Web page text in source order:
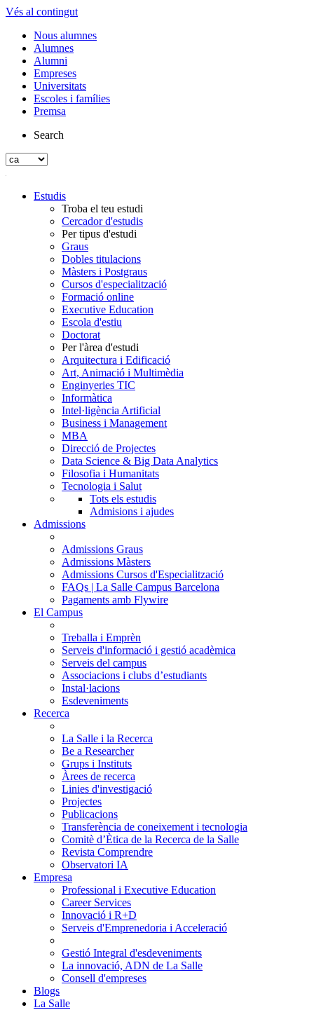
Vés al contingut
Nous alumnes
Alumnes
Alumni
Empreses
Universitats
Escoles i famílies
Premsa
Search
Estudis
Troba el teu estudi
Cercador d'estudis
Per tipus d'estudi
Graus
Dobles titulacions
Màsters i Postgraus
Cursos d'especialització
Formació online
Executive Education
Escola d'estiu
Doctorat
Per l'àrea d'estudi
Arquitectura i Edificació
Art, Animació i Multimèdia
Enginyeries TIC
Informàtica
Intel·ligència Artificial
Business i Management
MBA
Direcció de Projectes
Data Science & Big Data Analytics
Filosofia i Humanitats
Tecnologia i Salut
Tots els estudis
Admisions i ajudes
Admissions
Admissions Graus
Admissions Màsters
Admissions Cursos d'Especialització
FAQs | La Salle Campus Barcelona
Pagaments amb Flywire
El Campus
Treballa i Emprèn
Serveis d'informació i gestió acadèmica
Serveis del campus
Associacions i clubs d’estudiants
Instal·lacions
Esdeveniments
Recerca
La Salle i la Recerca
Be a Researcher
Grups i Instituts
Àrees de recerca
Linies d'investigació
Projectes
Publicacions
Transferència de coneixement i tecnologia
Comitè d’Ètica de la Recerca de la Salle
Revista Comprendre
Observatori IA
Empresa
Professional i Executive Education
Career Services
Innovació i R+D
Serveis d'Emprenedoria i Acceleració
Gestió Integral d'esdeveniments
La innovació, ADN de La Salle
Consell d'empreses
Blogs
La Salle